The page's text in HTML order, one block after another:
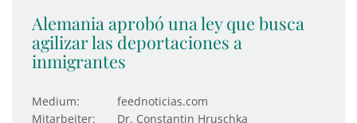
Alemania aprobó una ley que busca
agilizar las deportaciones a
inmigrantes
Medium:
feednoticias.com
Mitarbeiter:
Dr. Constantin Hruschka